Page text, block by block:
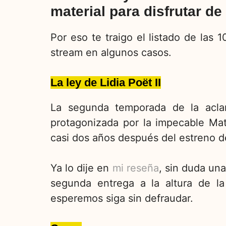
material para disfrutar de
Por eso te traigo el listado de las
stream en algunos casos.
La ley de Lidia Poët II
La segunda temporada de la
protagonizada por la impecable
casi dos años después del estreno
Ya lo dije en mi reseña, sin duda
segunda entrega a la altura de
esperemos siga sin defraudar.